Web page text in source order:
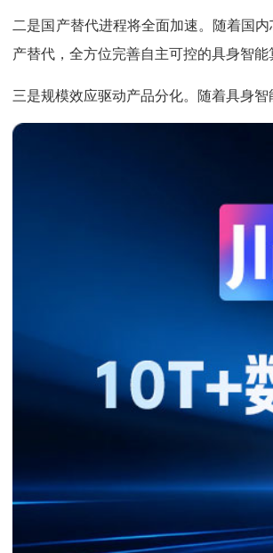
二是国产替代进程将全面加速。随着国
产替代，全方位完善自主可控的具身智能
三是规模效应驱动产品分化。随着具身